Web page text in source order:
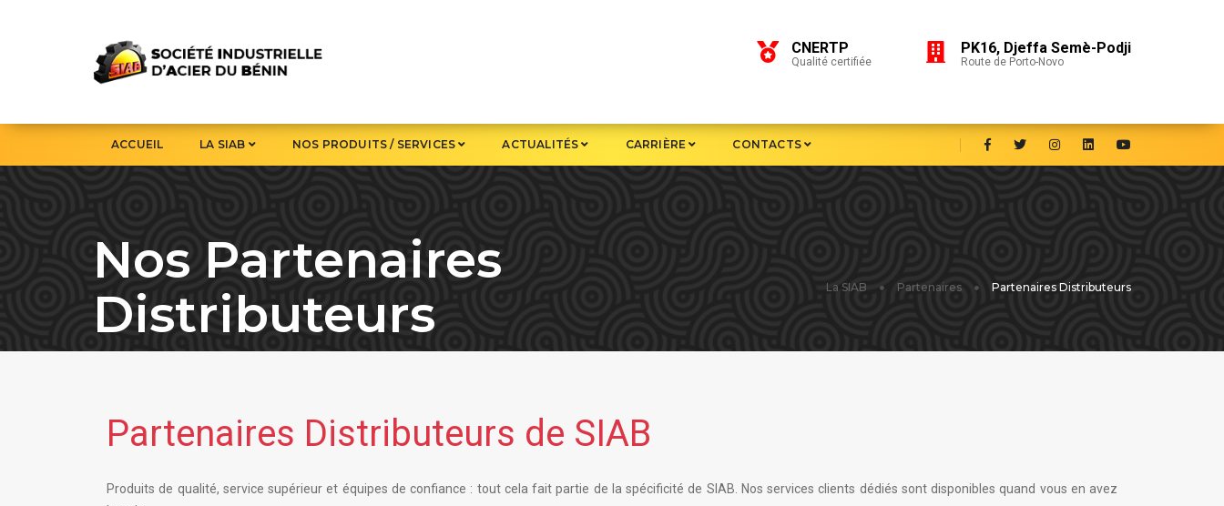
CNERTP
Qualité certifiée
PK16, Djeffa Semè-Podji
Route de Porto-Novo
ACCUEIL LA SIAB NOS PRODUITS / SERVICES ACTUALITÉS CARRIÈRE CONTACTS
Nos Partenaires
Distributeurs
La SIAB Partenaires Partenaires Distributeurs
Partenaires Distributeurs de SIAB
Produits de qualité, service supérieur et équipes de confiance : tout cela fait partie de la spécificité de SIAB. Nos services clients dédiés sont disponibles quand vous en avez